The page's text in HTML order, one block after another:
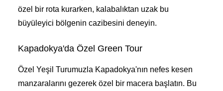
özel bir rota kurarken, kalabalıktan uzak bu
büyüleyici bölgenin cazibesini deneyin.
Kapadokya'da Özel Green Tour
Özel Yeşil Turumuzla Kapadokya'nın nefes kesen
manzaralarını gezerek özel bir macera başlatın. Bu